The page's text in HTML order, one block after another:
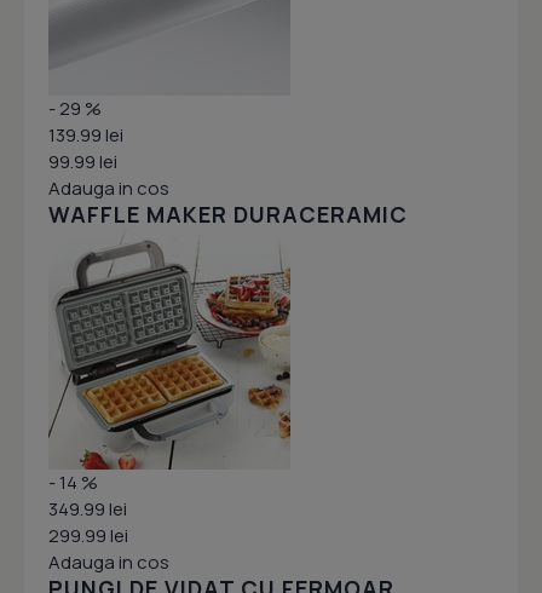
- 29 %
139.99 lei
99.99 lei
Adauga in cos
WAFFLE MAKER DURACERAMIC
- 14 %
349.99 lei
299.99 lei
Adauga in cos